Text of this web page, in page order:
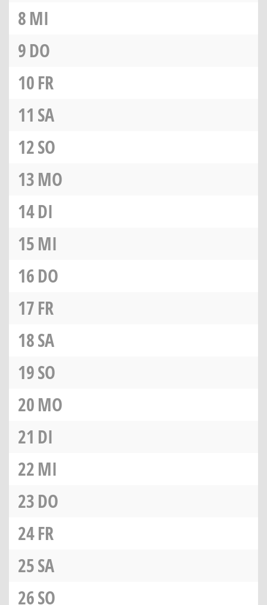
8MI
9DO
10FR
11 SA
12SO
13MO
14DI
15MI
16DO
17FR
18SA
19SO
20MO
21 DI
22MI
23DO
24FR
25SA
26SO